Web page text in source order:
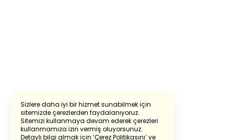
Sizlere daha iyi bir hizmet sunabilmek için
sitemizde çerezlerden faydalanıyoruz.
Sitemizi kullanmaya devam ederek çerezleri
kullanmamıza izin vermiş oluyorsunuz.
Detaylı bilgi almak için ‘Çerez Politikasını’ve
Powered by Translate